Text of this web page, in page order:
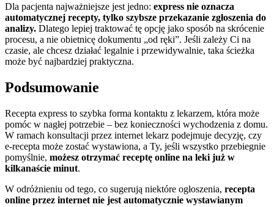
Dla pacjenta najważniejsze jest jedno: express nie oznacza
automatycznej recepty, tylko szybsze przekazanie zgłoszenia do
analizy. Dlatego lepiej traktować tę opcję jako sposób na skrócenie
procesu, a nie obietnicę dokumentu „od ręki”. Jeśli zależy Ci na
czasie, ale chcesz działać legalnie i przewidywalnie, taka ścieżka
może być najbardziej praktyczna.
Podsumowanie
Recepta express to szybka forma kontaktu z lekarzem, która może
pomóc w nagłej potrzebie – bez konieczności wychodzenia z domu.
W ramach konsultacji przez internet lekarz podejmuje decyzję, czy
e-recepta może zostać wystawiona, a Ty, jeśli wszystko przebiegnie
pomyślnie, możesz otrzymać receptę online na leki już w
kilkanaście minut.
W odróżnieniu od tego, co sugerują niektóre ogłoszenia, recepta
online przez internet nie jest automatycznie wystawianym